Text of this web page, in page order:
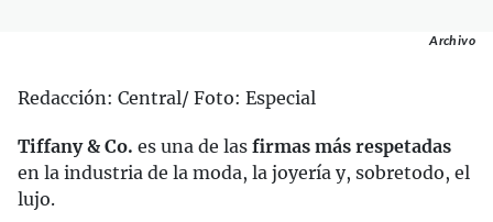
Archivo
Redacción: Central/ Foto: Especial
Tiffany & Co. es una de las firmas más respetadas
en la industria de la moda, la joyería y, sobretodo, el
lujo.